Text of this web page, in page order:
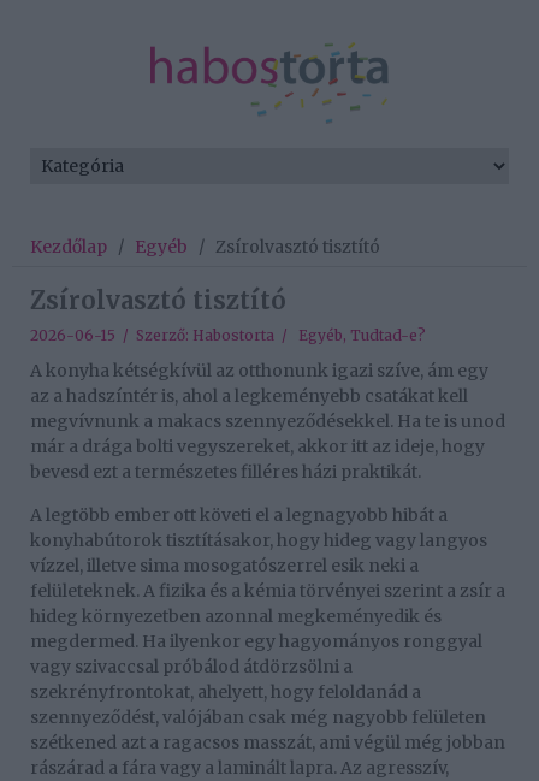
Kezdőlap / Egyéb / Zsírolvasztó tisztító
Zsírolvasztó tisztító
2026-06-15 / Szerző: Habostorta / Egyéb, Tudtad-e?
A konyha kétségkívül az otthonunk igazi szíve, ám egy
az a hadszíntér is, ahol a legkeményebb csatákat kell
megvívnunk a makacs szennyeződésekkel. Ha te is unod
már a drága bolti vegyszereket, akkor itt az ideje, hogy
bevesd ezt a természetes filléres házi praktikát.
A legtöbb ember ott követi el a legnagyobb hibát a
konyhabútorok tisztításakor, hogy hideg vagy langyos
vízzel, illetve sima mosogatószerrel esik neki a
felületeknek. A fizika és a kémia törvényei szerint a zsír a
hideg környezetben azonnal megkeményedik és
megdermed. Ha ilyenkor egy hagyományos ronggyal
vagy szivaccsal próbálod átdörzsölni a
szekrényfrontokat, ahelyett, hogy feloldanád a
szennyeződést, valójában csak még nagyobb felületen
szétkened azt a ragacsos masszát, ami végül még jobban
rászárad a fára vagy a laminált lapra. Az agresszív,